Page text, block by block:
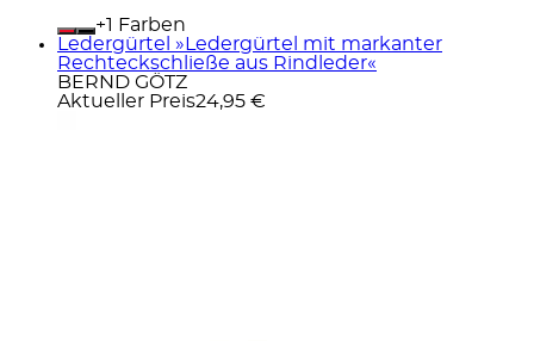
+
Farben
Ledergürtel »Ledergürtel mit markanter
Rechteckschließe aus Rindleder«
BERND GÖTZ
Aktueller Preis24,95 €